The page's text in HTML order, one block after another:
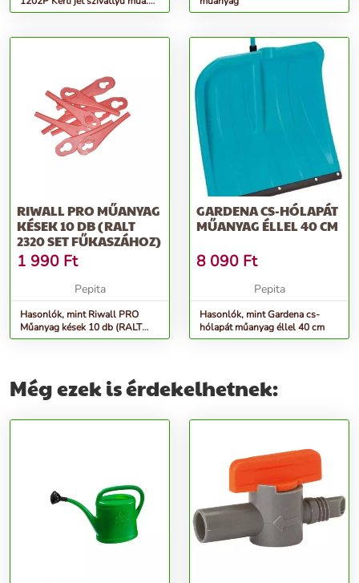
házzal
RIWALL PRO MŰANYAG
KÉSEK 10 DB (RALT
2320 SET FŰKASZÁHOZ)
1 990 Ft
Pepita
Hasonlók, mint Riwall PRO
Műanyag kések 10 db (RALT
2320 SET fűkaszához)
GARDENA CS-HÓLAPÁT
MŰANYAG ÉLLEL 40 CM
8 090 Ft
Pepita
Hasonlók, mint Gardena cs-
hólapát műanyag éllel 40 cm
Még ezek is érdekelhetnek: